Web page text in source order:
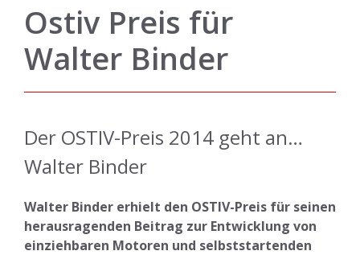
Ostiv Preis für
Walter Binder
Der OSTIV-Preis 2014 geht an…
Walter Binder
Walter Binder erhielt den OSTIV-Preis für seinen
herausragenden Beitrag zur Entwicklung von
einziehbaren Motoren und selbststartenden